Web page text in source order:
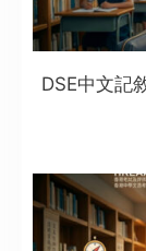
DSE中文記